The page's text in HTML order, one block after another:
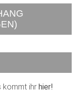
kommt ihr hier!